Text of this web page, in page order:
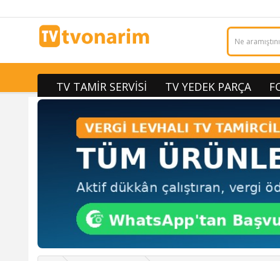
TV TAMİR SERVİSİ TV YEDEK PARÇA